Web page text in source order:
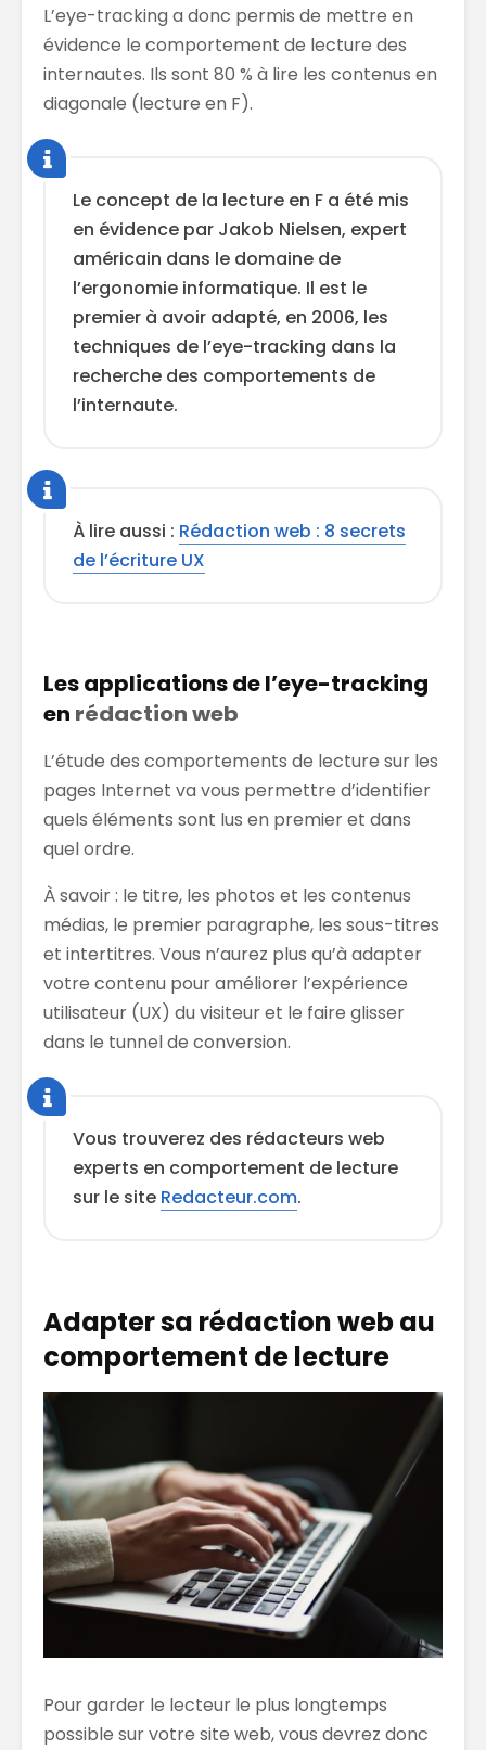
L’eye-tracking a donc permis de mettre en
évidence le comportement de lecture des
internautes. Ils sont 80 % à lire les contenus en
diagonale (lecture en F).
Le concept de la lecture en F a été mis
en évidence par Jakob Nielsen, expert
américain dans le domaine de
l’ergonomie informatique. Il est le
premier à avoir adapté, en 2006, les
techniques de l’eye-tracking dans la
recherche des comportements de
l’internaute.
À lire aussi : Rédaction web : 8 secrets
de l’écriture UX
Les applications de l’eye-tracking
en rédaction web
L’étude des comportements de lecture sur les
pages Internet va vous permettre d’identifier
quels éléments sont lus en premier et dans
quel ordre.
À savoir : le titre, les photos et les contenus
médias, le premier paragraphe, les sous-titres
et intertitres. Vous n’aurez plus qu’à adapter
votre contenu pour améliorer l’expérience
utilisateur (UX) du visiteur et le faire glisser
dans le tunnel de conversion.
Vous trouverez des rédacteurs web
experts en comportement de lecture
sur le site Redacteur.com.
Adapter sa rédaction web au
comportement de lecture
Pour garder le lecteur le plus longtemps
possible sur votre site web, vous devrez donc